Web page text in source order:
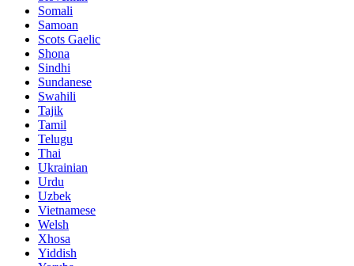
Somali
Samoan
Scots Gaelic
Shona
Sindhi
Sundanese
Swahili
Tajik
Tamil
Telugu
Thai
Ukrainian
Urdu
Uzbek
Vietnamese
Welsh
Xhosa
Yiddish